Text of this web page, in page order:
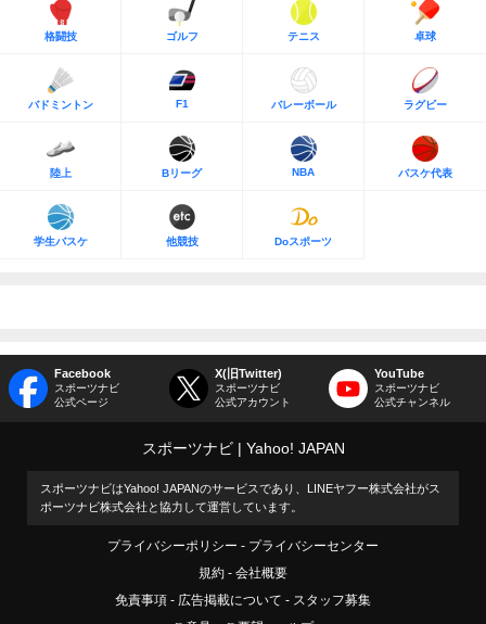
格闘技 ゴルフ テニス 卓球
バドミントン F1 バレーボール ラグビー
陸上 Bリーグ NBA バスケ代表
学生バスケ 他競技 Doスポーツ
Facebook
スポーツナビ
公式ページ
X(旧Twitter)
スポーツナビ
公式アカウント
YouTube
スポーツナビ
公式チャンネル
スポーツナビ Yahoo! JAPAN
スポーツナビはYahoo! JAPANのサービスであり、LINEヤフー株式会社がス
ポーツナビ株式会社と協力して運営しています。
プライバシーポリシー
プライバシーセンター
規約
会社概要
免責事項
広告掲載について
スタッフ募集